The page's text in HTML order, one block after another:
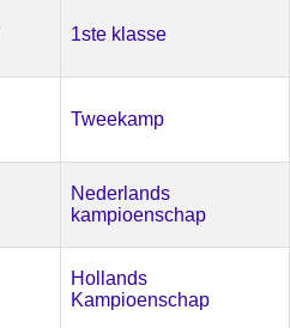
1ste klasse
Tweekamp
Nederlands
kampioenschap
Hollands
Kampioenschap